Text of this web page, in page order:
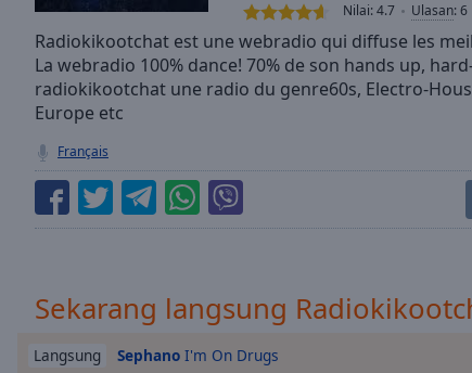
Stream
TypeLIVE
Seek to
live,
currently
behind
Remaining
Time-
Nilai:4.7 Ulasan:6
Radiokikootchat est une webradio qui diffuse les
La webradio 100% dance! 70% de son hands up,
radiokikootchat une radio du genre60s, Electro-
Europe etc
Français
Sekarang langsung
Langsung Sephano I'm On Drugs